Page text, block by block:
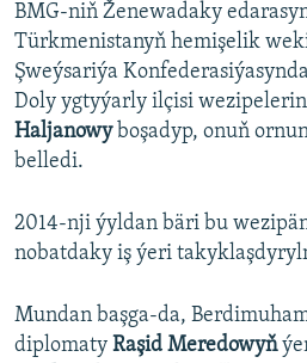
BMG-niň Ženewadaky
Türkmenistanyň hemişelik
Şweýsariýa
Doly ygtyýarly ilçisi
Haljanowyboşadyp, onuň
belledi.
2014-nji ýyldan bäri bu
nobatdaky iş ýeri
Mundan başga-da,
diplomaty Raşid Meredowyň